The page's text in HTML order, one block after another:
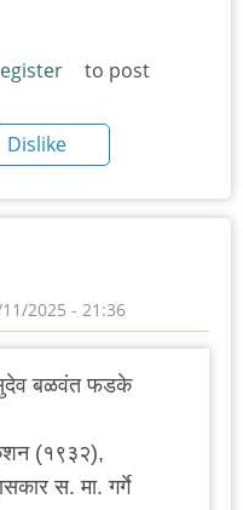
to post
Dislike
2025 - 21:36
बळवंत फडके
(१९३२),
स. मा. गर्गे